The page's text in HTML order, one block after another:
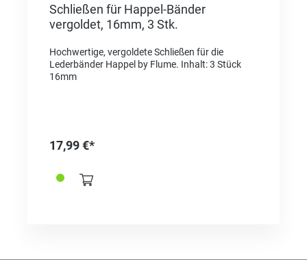
Schließen für Happel-Bänder
vergoldet, 16mm, 3 Stk.
Hochwertige, vergoldete Schließen für die
Lederbänder Happel by Flume. Inhalt: 3 Stück
16mm
17,99 €*